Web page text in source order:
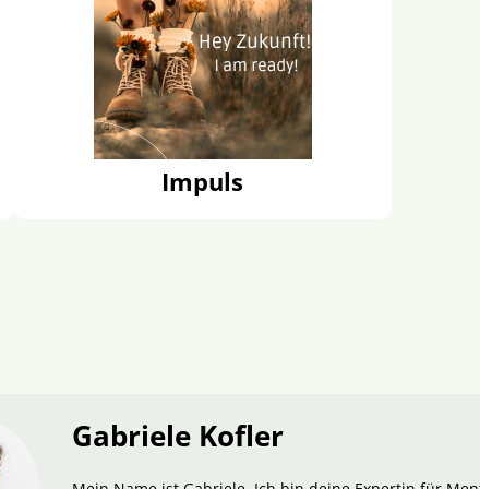
Impuls
Gabriele Kofler